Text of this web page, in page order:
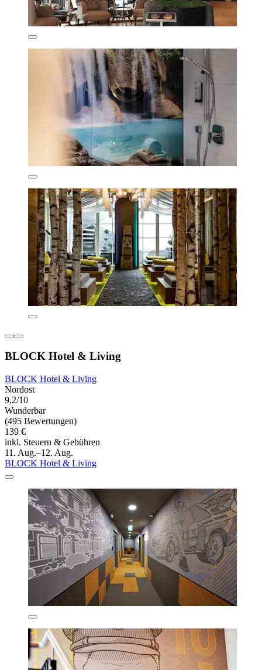
BLOCK Hotel & Living
BLOCK Hotel & Living
Nordost
9,2/10
Wunderbar
(495 Bewertungen)
139 €
inkl. Steuern & Gebühren
11. Aug.–12. Aug.
BLOCK Hotel & Living